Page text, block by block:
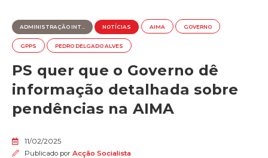
ADMINISTRAÇÃO INT... NOTÍCIAS AIMA GOVERNO
GPPS PEDRO DELGADO ALVES
PS quer que o Governo dê
informação detalhada sobre
pendências na AIMA
11/02/2025
Publicado por Acção Socialista